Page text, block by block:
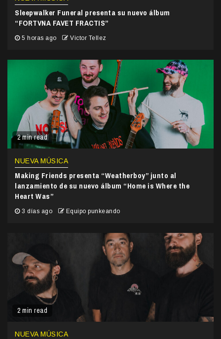
Sleepwalker Funeral presenta su nuevo álbum
“FORTVNA FAVET FRACTIS”
5 horas ago Victor Tellez
2 min read
NUEVA MÚSICA
Making Friends presenta “Weatherboy” junto al
lanzamiento de su nuevo álbum “Home is Where the
Heart Was”
3 días ago Equipo punkeando
2 min read
NUEVA MÚSICA